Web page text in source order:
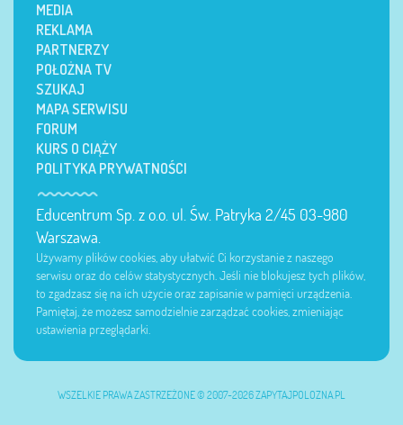
MEDIA
REKLAMA
PARTNERZY
POŁOŻNA TV
SZUKAJ
MAPA SERWISU
FORUM
KURS O CIĄŻY
POLITYKA PRYWATNOŚCI
Educentrum Sp. z o.o. ul. Św. Patryka 2/45 03-980
Warszawa.
Używamy plików cookies, aby ułatwić Ci korzystanie z naszego
serwisu oraz do celów statystycznych. Jeśli nie blokujesz tych plików,
to zgadzasz się na ich użycie oraz zapisanie w pamięci urządzenia.
Pamiętaj, że możesz samodzielnie zarządzać cookies, zmieniając
ustawienia przeglądarki.
WSZELKIE PRAWA ZASTRZEŻONE © 2007-2026 ZAPYTAJPOLOZNA.PL